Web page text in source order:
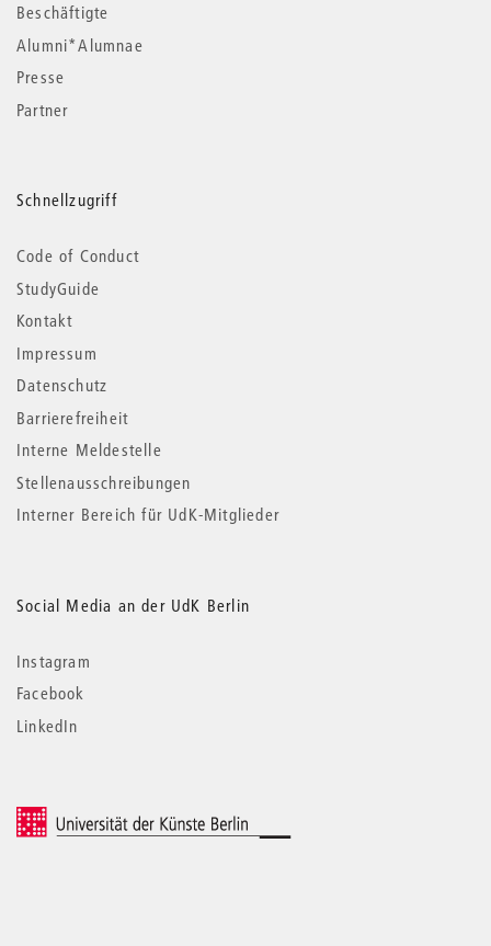
Beschäftigte
Alumni*Alumnae
Presse
Partner
Schnellzugriff
Code of Conduct
StudyGuide
Kontakt
Impressum
Datenschutz
Barrierefreiheit
Interne Meldestelle
Stellenausschreibungen
Interner Bereich für UdK-Mitglieder
Social Media an der UdK Berlin
Instagram
Facebook
LinkedIn
© 2026 Universität der Künste Berlin